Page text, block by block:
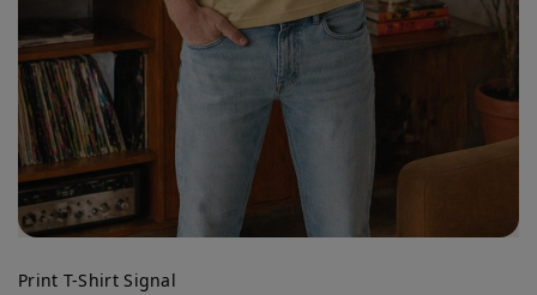
Print T-Shirt Signal